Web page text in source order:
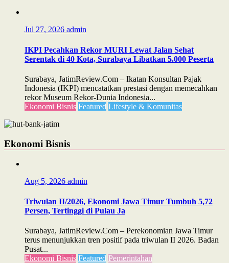
Jul 27, 2026 admin
IKPI Pecahkan Rekor MURI Lewat Jalan Sehat
Serentak di 40 Kota, Surabaya Libatkan 5.000 Peserta
Surabaya, JatimReview.Com – Ikatan Konsultan Pajak
Indonesia (IKPI) mencatatkan prestasi dengan memecahkan
rekor Museum Rekor-Dunia Indonesia...
Ekonomi Bisnis Featured Lifestyle & Komunitas
Ekonomi Bisnis
Aug 5, 2026 admin
Triwulan II/2026, Ekonomi Jawa Timur Tumbuh 5,72
Persen, Tertinggi di Pulau Ja
Surabaya, JatimReview.Com – Perekonomian Jawa Timur
terus menunjukkan tren positif pada triwulan II 2026. Badan
Pusat...
Ekonomi Bisnis Featured Pemerintahan